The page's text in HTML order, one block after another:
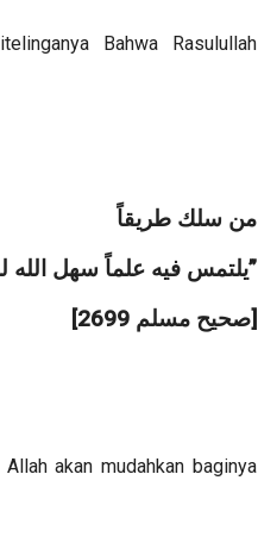
Bahwa Rasulullah
‎ﻣﻦ ﺳﻠﻚ ﻃﺮﻳﻘﺎً
‎ﻳﻠﺘﻤﺲ ﻓﻴﻪ ﻋﻠﻤﺎً ﺳﻬﻞ ﺍﻟﻠﻪ ﻟﻪ ﻃﺮﻳﻘﺎً ﺇﻟﻰ ﺍﻟﺠﻨﺔ”
‎[ﺻﺤﻴﺢ ﻣﺴﻠﻢ 2699]
akan mudahkan baginya